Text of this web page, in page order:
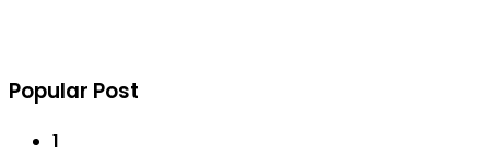
Popular Post
1